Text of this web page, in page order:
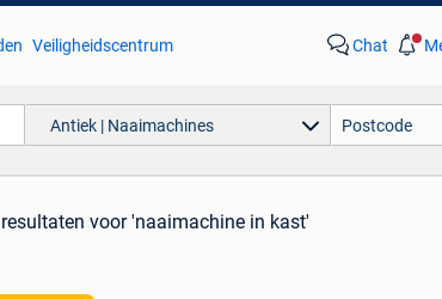
Veiligheidscentrum Chat
Antiek | Naaimachines
voor 'naaimachine in kast'